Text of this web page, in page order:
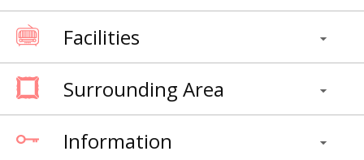
Facilities
Surrounding Area
Information